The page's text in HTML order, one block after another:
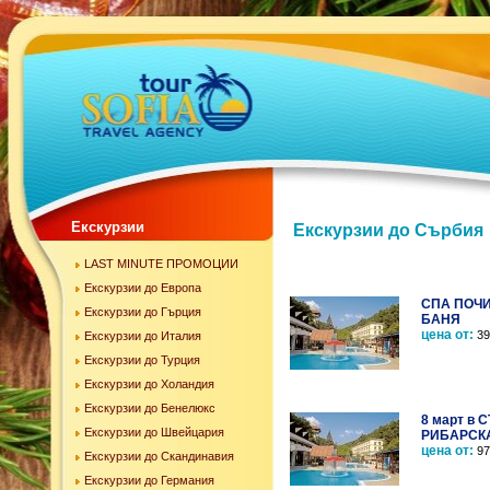
Екскурзии
LAST MINUTE ПРОМОЦИИ
Екскурзии до Европа
Екскурзии до Гърция
Екскурзии до Италия
Екскурзии до Турция
Екскурзии до Холандия
Екскурзии до Бенелюкс
Екскурзии до Швейцария
Екскурзии до Скандинавия
Екскурзии до Германия
Екскурзии до Сърбия
СПА
БАНЯ
цена от:
8 март в
цена от: